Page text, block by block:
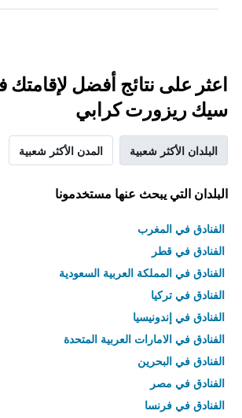
اعثر على نتائج أفضل لإقامتك
سيك ريزورت كرابي
البلدان الأكثر شعبية المدن الأكثر شعبية
البلدان التي يبحث عنها مستخدمونا
الفنادق في المغرب
الفنادق في قطر
الفنادق في المملكة العربية السعودية
الفنادق في تركيا
الفنادق في إندونيسيا
الفنادق في الامارات العربية المتحدة
الفنادق في البحرين
الفنادق في مصر
الفنادق في فرنسا